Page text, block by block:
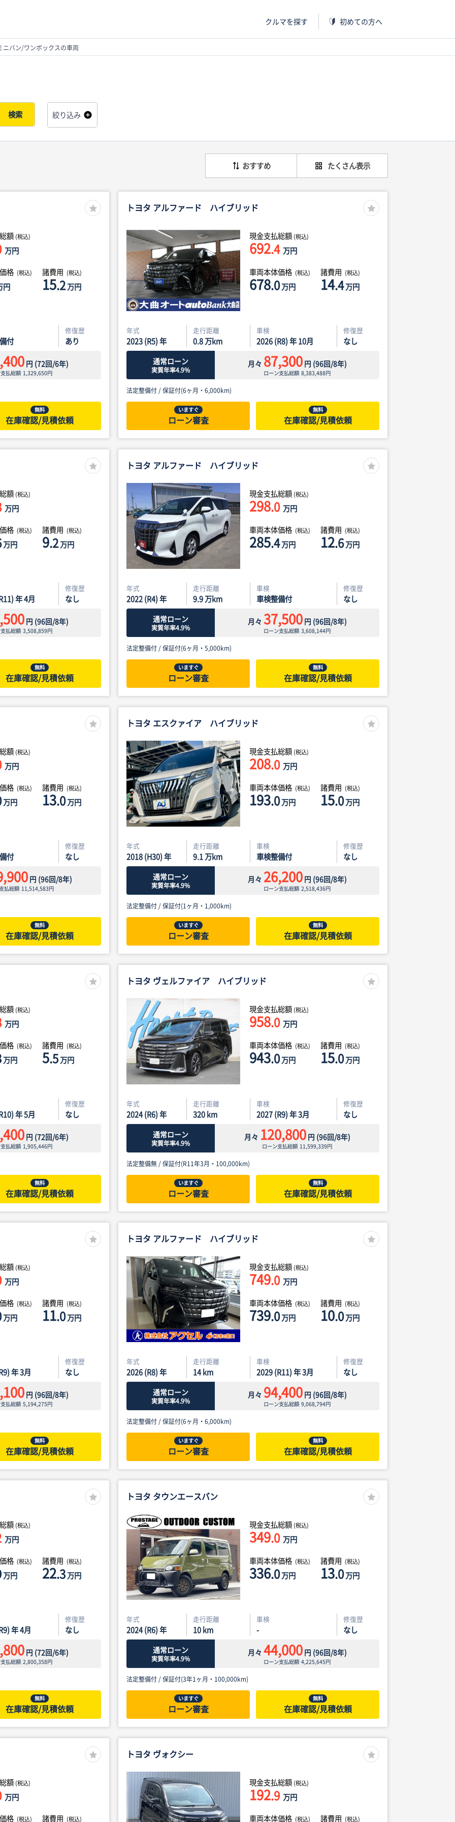
クルマを探す 初めての方へ
ニバン/ワンボックスの車両
検索 絞り込み
おすすめ たくさん表示
額 (税込)
万円
格 (税込)
円
諸費用 (税込)
15.2万円
付
修復歴
あり
円 (72回/6年)
払総額 1,329,650円
無料
在庫確認/見積依頼
トヨタ アルファード ハイブリッド
現金支払総額 (税込)
692.4 万円
車両本体価格 (税込)
678.0万円
諸費用 (税込)
14.4万円
年式
2023 (R5) 年
走行距離
0.8万km
車検
2026 (R8) 年 10月
修復歴
なし
通常ローン
実質年率4.9%
月々 87,300円 (96回/8年)
ローン支払総額8,383,488円
法定整備付 /保証付(6ヶ月・6,000km)
いますぐ
ローン審査
無料
在庫確認/見積依頼
額 (税込)
万円
格 (税込)
万円
諸費用 (税込)
9.2万円
年 4月
修復歴
なし
円 (96回/8年)
支払総額3,508,859円
無料
在庫確認/見積依頼
トヨタ アルファード ハイブリッド
現金支払総額 (税込)
298.0 万円
車両本体価格 (税込)
285.4万円
諸費用 (税込)
12.6万円
年式
2022 (R4) 年
走行距離
9.9万km
車検
車検整備付
修復歴
なし
通常ローン
実質年率4.9%
月々 37,500円 (96回/8年)
ローン支払総額3,608,144円
法定整備付 /保証付(6ヶ月・5,000km)
いますぐ
ローン審査
無料
在庫確認/見積依頼
額 (税込)
万円
格 (税込)
万円
諸費用 (税込)
13.0万円
付
修復歴
なし
円 (96回/8年)
払総額 11,514,583円
無料
在庫確認/見積依頼
トヨタ エスクァイア ハイブリッド
現金支払総額 (税込)
208.0 万円
車両本体価格 (税込)
193.0万円
諸費用 (税込)
15.0万円
年式
2018 (H30) 年
走行距離
9.1万km
車検
車検整備付
修復歴
なし
通常ローン
実質年率4.9%
月々 26,200円 (96回/8年)
ローン支払総額2,518,436円
法定整備付 /保証付(1ヶ月・1,000km)
いますぐ
ローン審査
無料
在庫確認/見積依頼
額 (税込)
万円
格 (税込)
万円
諸費用 (税込)
5.5万円
年 5月
修復歴
なし
円 (72回/6年)
払総額 1,905,446円
無料
在庫確認/見積依頼
トヨタ ヴェルファイア ハイブリッド
現金支払総額 (税込)
958.0 万円
車両本体価格 (税込)
943.0万円
諸費用 (税込)
15.0万円
年式
2024 (R6) 年
走行距離
320km
車検
2027 (R9) 年 3月
修復歴
なし
通常ローン
実質年率4.9%
月々 120,800円 (96回/8年)
ローン支払総額 11,599,339円
法定整備無 /保証付(R11年3月・100,000km)
いますぐ
ローン審査
無料
在庫確認/見積依頼
額 (税込)
万円
格 (税込)
万円
諸費用 (税込)
11.0万円
年 3月
修復歴
なし
円 (96回/8年)
支払総額5,194,275円
無料
在庫確認/見積依頼
トヨタ アルファード ハイブリッド
現金支払総額 (税込)
749.0 万円
車両本体価格 (税込)
739.0万円
諸費用 (税込)
10.0万円
年式
2026 (R8) 年
走行距離
14km
車検
2029 (R11) 年 3月
修復歴
なし
通常ローン
実質年率4.9%
月々 94,400円 (96回/8年)
ローン支払総額9,068,794円
法定整備付 /保証付(6ヶ月・6,000km)
いますぐ
ローン審査
無料
在庫確認/見積依頼
額 (税込)
万円
格 (税込)
万円
諸費用 (税込)
22.3万円
年 4月
修復歴
なし
円 (72回/6年)
支払総額2,800,358円
無料
在庫確認/見積依頼
トヨタ タウンエースバン
現金支払総額 (税込)
349.0 万円
車両本体価格 (税込)
336.0万円
諸費用 (税込)
13.0万円
年式
2024 (R6) 年
走行距離
10km
車検
-
修復歴
なし
通常ローン
実質年率4.9%
月々 44,000円 (96回/8年)
ローン支払総額4,225,645円
法定整備付 /保証付(3年1ヶ月・100,000km)
いますぐ
ローン審査
無料
在庫確認/見積依頼
額 (税込)
万円
格 (税込) 諸費用 (税込)
トヨタ ヴォクシー
現金支払総額 (税込)
192.9 万円
車両本体価格 (税込) 諸費用 (税込)